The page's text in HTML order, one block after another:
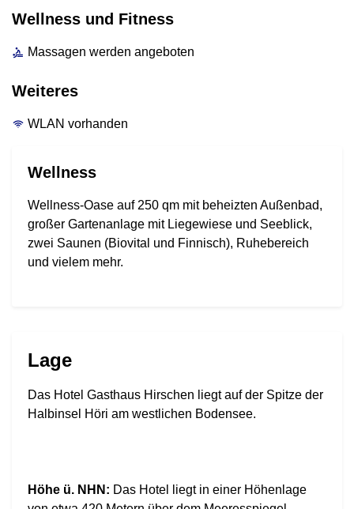
Wellness und Fitness
Massagen werden angeboten
Weiteres
WLAN vorhanden
Wellness
Wellness-Oase auf 250 qm mit beheizten Außenbad,
großer Gartenanlage mit Liegewiese und Seeblick,
zwei Saunen (Biovital und Finnisch), Ruhebereich
und vielem mehr.
Lage
Das Hotel Gasthaus Hirschen liegt auf der Spitze der
Halbinsel Höri am westlichen Bodensee.
Höhe ü. NHN: Das Hotel liegt in einer Höhenlage